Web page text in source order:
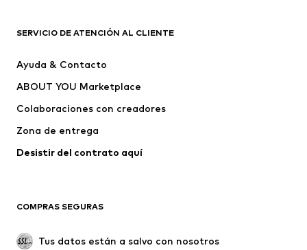
Camisetas
Jeans
Pantalones
Ropa interior
Jerséis y cárdigans
Trajes y chaquetas
Nuevo
Tendencia
SERVICIO DE ATENCIÓN AL CLIENTE
Ayuda & Contacto
ABOUT YOU Marketplace
Colaboraciones con creadores
Zona de entrega
Desistir del contrato aquí
COMPRAS SEGURAS
Tus datos están a salvo con nosotros